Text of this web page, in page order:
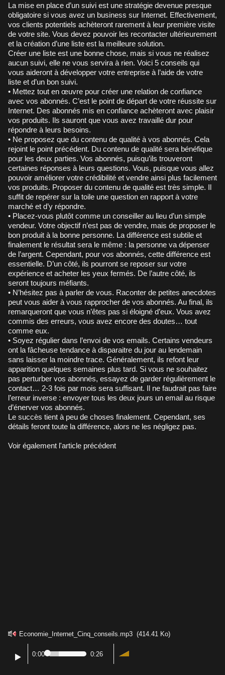
La mise en place d’un suivi est une stratégie devenue presque
obligatoire si vous avez un business sur Internet. Effectivement,
vos clients potentiels achèteront rarement à leur première visite
de votre site. Vous devez pouvoir les recontacter ultérieurement
et la création d’une liste est la meilleure solution.
Créer une liste est une bonne chose, mais si vous ne réalisez
aucun suivi, elle ne vous servira à rien. Voici 5 conseils qui
vous aideront à développer votre entreprise à l’aide de votre
liste et d’un bon suivi.
• Mettez tout en œuvre pour créer une relation de confiance
avec vos abonnés. C’est le point de départ de votre réussite sur
Internet. Des abonnés mis en confiance achèteront avec plaisir
vos produits. Ils sauront que vous avez travaillé dur pour
répondre à leurs besoins.
• Ne proposez que du contenu de qualité à vos abonnés. Cela
rejoint le point précédent. Du contenu de qualité sera bénéfique
pour les deux parties. Vos abonnés, puisqu’ils trouveront
certaines réponses à leurs questions. Vous, puisque vous allez
pouvoir améliorer votre crédibilité et vendre ainsi plus facilement
vos produits. Proposer du contenu de qualité est très simple. Il
suffit de repérer sur la toile une question en rapport à votre
marché et d’y répondre.
• Placez-vous plutôt comme un conseiller au lieu d’un simple
vendeur. Votre objectif n’est pas de vendre, mais de proposer le
bon produit à la bonne personne. La différence est subtile et
finalement le résultat sera le même : la personne va dépenser
de l’argent. Cependant, pour vos abonnés, cette différence est
essentielle. D’un côté, ils pourront se reposer sur votre
expérience et acheter les yeux fermés. De l’autre côté, ils
seront toujours méfiants.
• N’hésitez pas à parler de vous. Raconter de petites anecdotes
peut vous aider à vous rapprocher de vos abonnés. Au final, ils
remarqueront que vous n’êtes pas si éloigné d’eux. Vous avez
commis des erreurs, vous avez encore des doutes… tout
comme eux.
• Soyez régulier dans l’envoi de vos emails. Certains vendeurs
ont la fâcheuse tendance à disparaitre du jour au lendemain
sans laisser la moindre trace. Généralement, ils refont leur
apparition quelques semaines plus tard. Si vous ne souhaitez
pas perturber vos abonnés, essayez de garder régulièrement le
contact… 2-3 fois par mois sera suffisant. Il ne faudrait pas faire
l’erreur inverse : envoyer tous les deux jours un email au risque
d’énerver vos abonnés.
Le succès tient à peu de choses finalement. Cependant, ses
détails feront toute la différence, alors ne les négligez pas.
Voir également l'article précédent
Economie_Internet_Cinq_conseils.mp3 (414.41 Ko)
0:00 0:26